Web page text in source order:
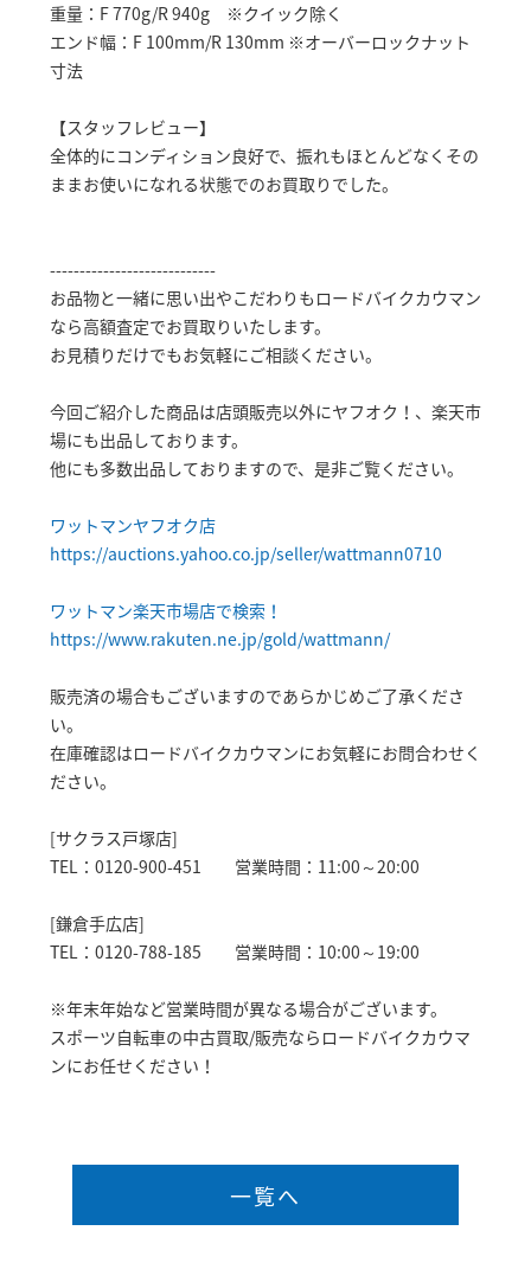
重量：F 770g/R 940g ※クイック除く
エンド幅：F 100mm/R 130mm ※オーバーロックナット
寸法
【スタッフレビュー】
全体的にコンディション良好で、振れもほとんどなくその
ままお使いになれる状態でのお買取りでした。
----------------------------
お品物と一緒に思い出やこだわりもロードバイクカウマン
なら高額査定でお買取りいたします。
お見積りだけでもお気軽にご相談ください。
今回ご紹介した商品は店頭販売以外にヤフオク！、楽天市
場にも出品しております。
他にも多数出品しておりますので、是非ご覧ください。
ワットマンヤフオク店
https://auctions.yahoo.co.jp/seller/wattmann0710
ワットマン楽天市場店で検索！
https://www.rakuten.ne.jp/gold/wattmann/
販売済の場合もございますのであらかじめご了承くださ
い。
在庫確認はロードバイクカウマンにお気軽にお問合わせく
ださい。
[サクラス戸塚店]
TEL：0120-900-451 営業時間：11:00～20:00
[鎌倉手広店]
TEL：0120-788-185 営業時間：10:00～19:00
※年末年始など営業時間が異なる場合がございます。
スポーツ自転車の中古買取/販売ならロードバイクカウマ
ンにお任せください！
一覧へ